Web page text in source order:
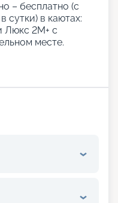
– бесплатно (с
сутки) в каютах:
Люкс 2М+ с
месте.